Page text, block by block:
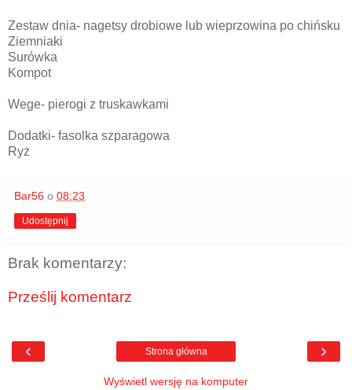
Zestaw dnia- nagetsy drobiowe lub wieprzowina po chińsku
Ziemniaki
Surówka
Kompot
Wege- pierogi z truskawkami
Dodatki- fasolka szparagowa
Ryż
Bar56 o 08:23
Udostępnij
Brak komentarzy:
Prześlij komentarz
‹ ›
Strona główna
Wyświetl wersję na komputer